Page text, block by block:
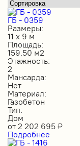
ГБ - 0359
Размеры:
11 х 9 м
Площадь:
159.50 м2
Этажность:
2
Мансарда:
Нет
Материал:
Газобетон
Тип:
Дом
от 2 202 695 ₽
Подробнее